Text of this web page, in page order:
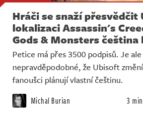
Hráči se snaží
lokalizaci Assassin's
Gods & Monsters čeština
Petice má přes 3500 podpisů. Je ale
nepravděpodobné, že Ubisoft
fanoušci plánují vlastní češtinu.
Michal Burian 3